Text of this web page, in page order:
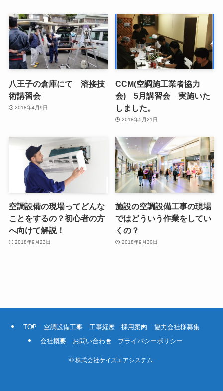
八王子の倉庫にて 溶接技
術講習会
2018年4月9日
CCM(空調施工業者協力
会) 5月講習会 実施いた
しました。
2018年5月21日
空調設備の現場ってどんな
ことをするの？初心者の方
へ向けて解説！
2018年9月23日
施設の空調設備工事の現場
ではどういう作業をしてい
くの？
2018年9月30日
TOP 空調設備工事 工事経歴 採用案内
協力会社様募集
会社概要
お問い合わせ プライバシーポリシー
©株式会社ケイズエアシステム.